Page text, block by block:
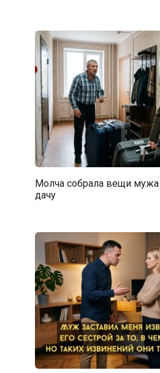
Молча собрала вещи мужа
дачу